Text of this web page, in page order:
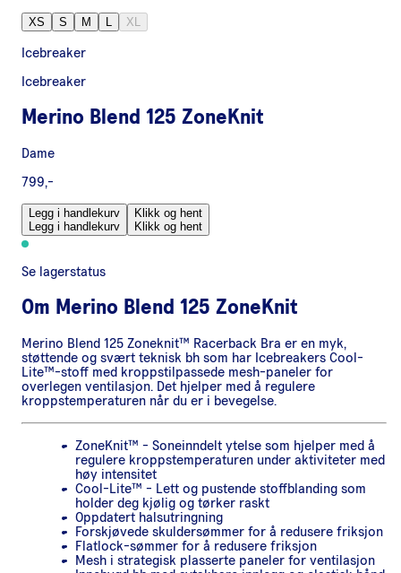
XS S M L XL
Icebreaker
Icebreaker
Merino Blend 125 ZoneKnit
Dame
799,-
Legg i handlekurv
Legg i handlekurv
Klikk og hent
Klikk og hent
Se lagerstatus
Om Merino Blend 125 ZoneKnit
Merino Blend 125 Zoneknit™ Racerback Bra er en myk,
støttende og svært teknisk bh som har Icebreakers Cool-
Lite™-stoff med kroppstilpassede mesh-paneler for
overlegen ventilasjon. Det hjelper med å regulere
kroppstemperaturen når du er i bevegelse.
ZoneKnit™ - Soneinndelt ytelse som hjelper med å
regulere kroppstemperaturen under aktiviteter med
høy intensitet
Cool-Lite™ - Lett og pustende stoffblanding som
holder deg kjølig og tørker raskt
Oppdatert halsutringning
Forskjøvede skuldersømmer for å redusere friksjon
Flatlock-sømmer for å redusere friksjon
Mesh i strategisk plasserte paneler for ventilasjon